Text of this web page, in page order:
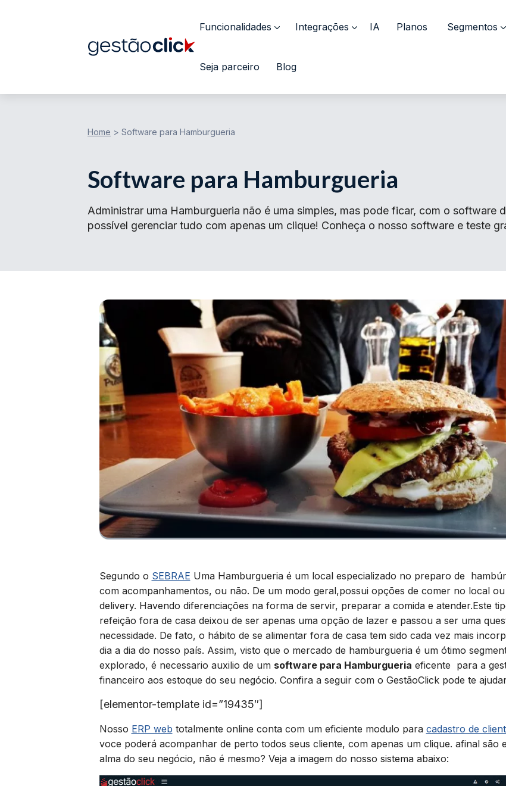
Funcionalidades Integrações IA Planos Segmentos
Seja parceiro Blog
Home > Software para Hamburgueria
Software para Hamburgueria
Administrar uma Hamburgueria não é uma simples, mas pode ficar, com o software
possível gerenciar tudo com apenas um clique! Conheça o nosso software e teste
Segundo o SEBRAE Uma Hamburgueria é um local especializado no preparo de
com acompanhamentos, ou não. De um modo geral,possui opções de comer no local
delivery. Havendo diferenciações na forma de servir, preparar a comida e atender.Este
refeição fora de casa deixou de ser apenas uma opção de lazer e passou a ser uma
necessidade. De fato, o hábito de se alimentar fora de casa tem sido cada vez mais
dia a dia do nosso país. Assim, visto que o mercado de hamburgueria é um ótimo
explorado, é necessario auxilio de um software para Hamburgueria eficente para a
financeiro aos estoque do seu negócio. Confira a seguir com o GestãoClick pode te
[elementor-template id=”19435″]
Nosso ERP web totalmente online conta com um eficiente modulo para cadastro de
voce poderá acompanhar de perto todos seus cliente, com apenas um clique. afinal são
alma do seu negócio, não é mesmo? Veja a imagem do nosso sistema abaixo: